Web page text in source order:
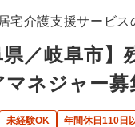
宅介護支援サービ
県／岐阜市
ネジャー募
未経験OK 年間休日110日